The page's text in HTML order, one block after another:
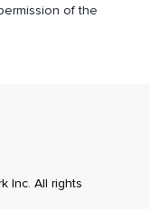
vonnöten ist.
of the
Inc. All rights